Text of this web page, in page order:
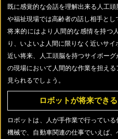
既に感覚的な会話を理解出来る人工
や福祉現場では高齢者の話し相手とし
将来的にはより人間的な感情を持つ
り、いよいよ人間に限りなく近いサイ
近い将来、人工頭脳を持つサイボー
の現場において人間的な作業を担え
見られるでしょう。
ロボットが将来でき
ロボットは、人が手作業で行ってい
機械で、自動車関連の仕事でいえば